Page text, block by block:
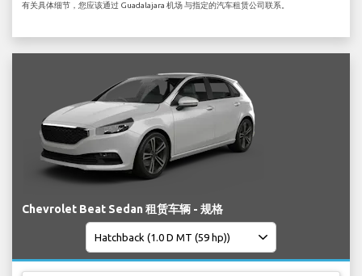
有关具体细节，您应该通过 Guadalajara 机场 与指定的汽车租赁公司联系。
Chevrolet Beat Sedan 租赁车辆 - 规格